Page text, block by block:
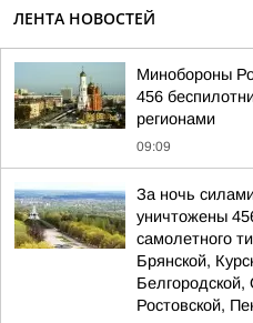
ЛЕНТА НОВОСТЕЙ
Минобороны
456
регионами
09:09
За ночь
уничтожены
самолетного
Брянской,
Белгородской,
Ростовской,